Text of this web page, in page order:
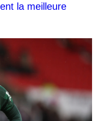
la meilleure